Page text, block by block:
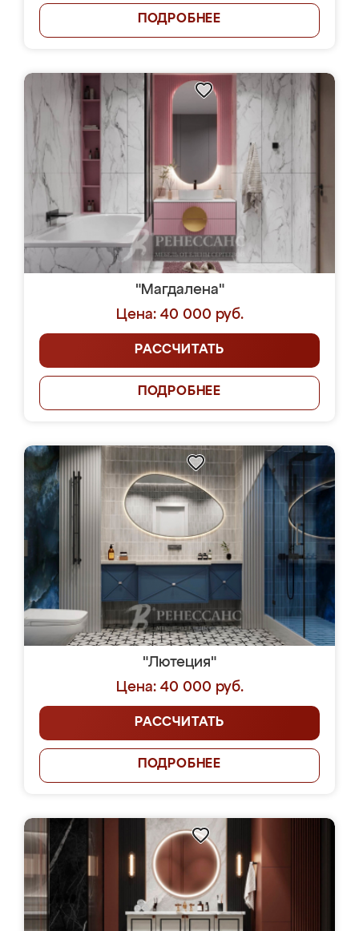
ПОДРОБНЕЕ
"Магдалена"
Цена: 40 000 руб.
РАССЧИТАТЬ
ПОДРОБНЕЕ
"Лютеция"
Цена: 40 000 руб.
РАССЧИТАТЬ
ПОДРОБНЕЕ